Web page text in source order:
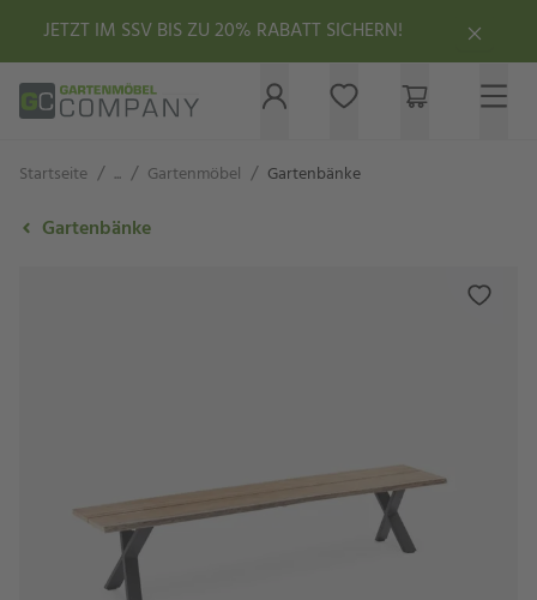
JETZT IM SSV BIS ZU 20% RABATT SICHERN!
Startseite / ... / Gartenmöbel / Gartenbänke
Gartenbänke